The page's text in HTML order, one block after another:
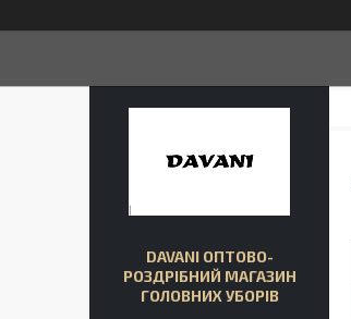
DAVANI ОПТОВО-
РОЗДРІБНИЙ МАГАЗИН
ГОЛОВНИХ УБОРІВ